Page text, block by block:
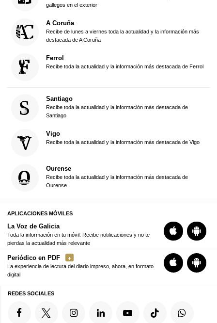
gallegos en el exterior
A Coruña
Recibe de lunes a viernes toda la actualidad y la información más
destacada de A Coruña
Ferrol
Recibe toda la actualidad y la información más destacada de Ferrol
Santiago
Recibe toda la actualidad y la información más destacada de
Santiago
Vigo
Recibe toda la actualidad y la información más destacada de Vigo
Ourense
Recibe toda la actualidad y la información más destacada de
Ourense
APLICACIONES MÓVILES
La Voz de Galicia
Toda la información en tu móvil. Recibe notificaciones y no te
pierdas la actualidad más relevante
Periódico en PDF
La experiencia de lectura del diario impreso, ahora, en formato
digital
REDES SOCIALES